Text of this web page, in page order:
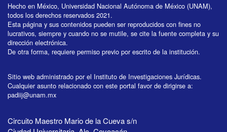
Hecho en México, Universidad Nacional Autónoma de México (UNAM),
todos los derechos reservados 2021.
Esta página y sus contenidos pueden ser reproducidos con fines no
lucrativos, siempre y cuando no se mutile, se cite la fuente completa y su
dirección electrónica.
De otra forma, requiere permiso previo por escrito de la institución.
Sitio web administrado por el Instituto de Investigaciones Jurídicas.
Cualquier asunto relacionado con este portal favor de dirigirse a:
padiij@unam.mx
Circuito Maestro Mario de la Cueva s/n